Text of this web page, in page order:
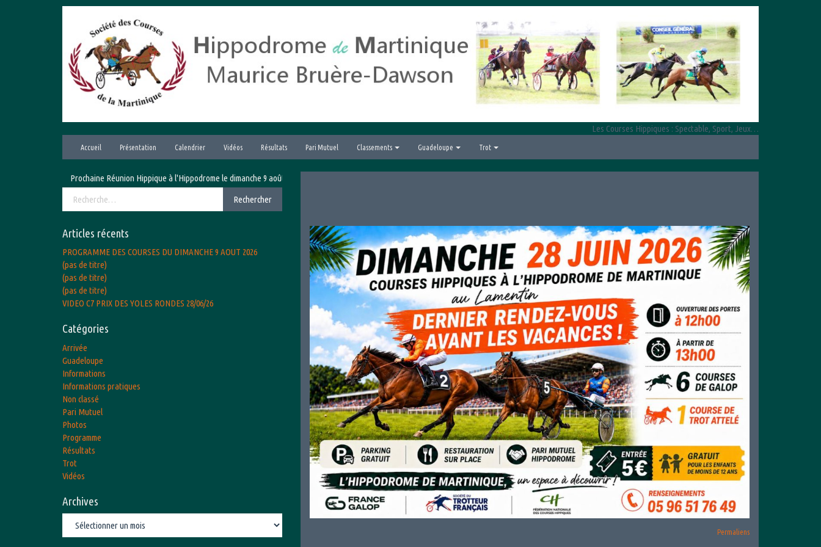
Les Courses Hippiques : Spectable, Sport, Jeux…
Accueil Présentation Calendrier Vidéos Résultats Pari Mutuel Classements Guadeloupe Trot
Permaliens
Prochaine Réunion Hippique à l'Hippodrome le dimanche 9 août 2026 avec le Grand Prix hippique de la Ville du Lamentin
Rechercher
Articles récents
PROGRAMME DES COURSES DU DIMANCHE 9 AOUT 2026
(pas de titre)
(pas de titre)
(pas de titre)
VIDEO C7 PRIX DES YOLES RONDES 28/06/26
Catégories
Arrivée
Guadeloupe
Informations
Informations pratiques
Non classé
Pari Mutuel
Photos
Programme
Résultats
Trot
Vidéos
Archives